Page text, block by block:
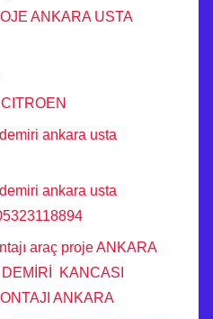
ANKARA USTA
ankara usta
ankara usta
araç proje ANKARA
KANCASI
ANKARA